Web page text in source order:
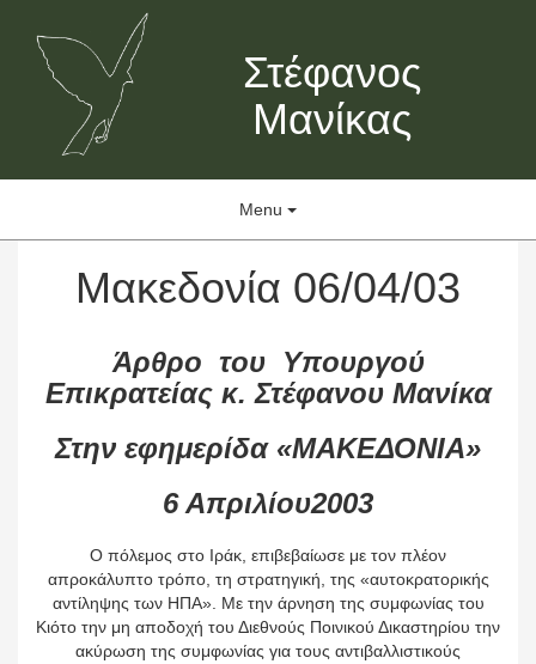
Στέφανος
Μανίκας
Menu
Μακεδονία 06/04/03
Άρθρο του Υπουργού
Επικρατείας κ. Στέφανου Μανίκα
Στην εφημερίδα «ΜΑΚΕΔΟΝΙΑ»
6 Απριλίου2003
Ο πόλεμος στο Ιράκ, επιβεβαίωσε με τον πλέον
απροκάλυπτο τρόπο, τη στρατηγική, της «αυτοκρατορικής
αντίληψης των ΗΠΑ». Με την άρνηση της συμφωνίας του
Κιότο την μη αποδοχή του Διεθνούς Ποινικού Δικαστηρίου την
ακύρωση της συμφωνίας για τους αντιβαλλιστικούς